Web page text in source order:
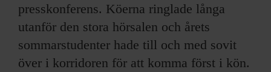
presskonferens. Köerna ringlade långa
utanför den stora hörsalen och årets
sommarstudenter hade till och med sovit
över i korridoren för att komma först i kön.